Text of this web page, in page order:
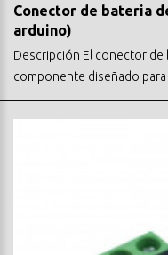
Conector de bateria
arduino)
Descripción El conector de
componente diseñado